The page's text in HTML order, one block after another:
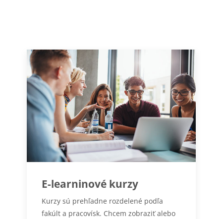
E-learninové kurzy
Kurzy sú prehľadne rozdelené podľa
fakúlt a pracovísk. Chcem zobraziť alebo